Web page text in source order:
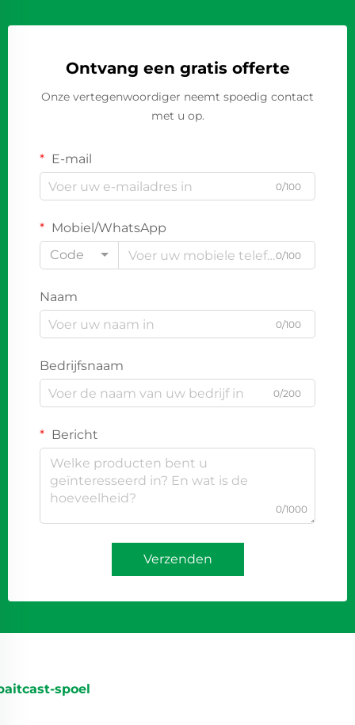
Ontvang een gratis offerte
Onze vertegenwoordiger neemt spoedig contact
met u op.
E-mail
0/100
Mobiel/WhatsApp
Code
0/100
Naam
0/100
Bedrijfsnaam
0/200
Bericht
0/1000
Verzenden
spoel